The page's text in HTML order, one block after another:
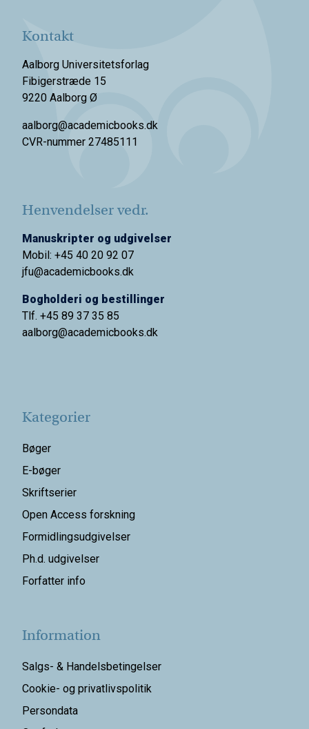
Kontakt
Aalborg Universitetsforlag
Fibigerstræde 15
9220 Aalborg Ø
aalborg@academicbooks.dk
CVR-nummer 27485111
Henvendelser vedr.
Manuskripter og udgivelser
Mobil: +45 40 20 92 07
jfu@academicbooks.dk
Bogholderi og bestillinger
Tlf. +45 89 37 35 85
aalborg@academicbooks.dk
Kategorier
Bøger
E-bøger
Skriftserier
Open Access forskning
Formidlingsudgivelser
Ph.d. udgivelser
Forfatter info
Information
Salgs- & Handelsbetingelser
Cookie- og privatlivspolitik
Persondata